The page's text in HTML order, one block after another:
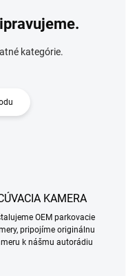
kategórie.
KAMERA
OEM parkovacie
pripojíme originálnu
k nášmu autorádiu